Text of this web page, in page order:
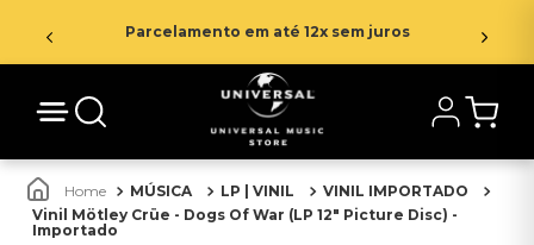
Parcelamento em até 12x sem juros
MÚSICA LP | VINIL
VINIL IMPORTADO
Vinil Mötley Crüe - Dogs Of War (LP 12" Picture Disc) -
Importado